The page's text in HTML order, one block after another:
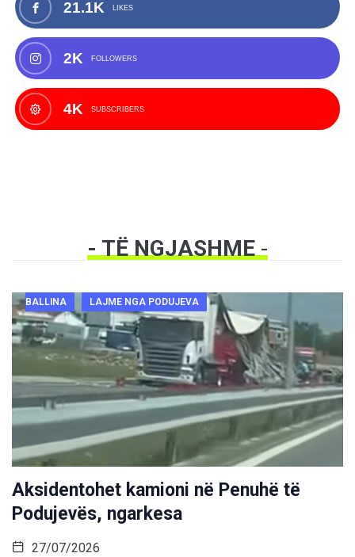
21.1K LIKES
2K FOLLOWERS
4K SUBSCRIBERS
- TË NGJASHME-
BALLINA LAJME NGA PODUJEVA
Aksidentohet kamioni në Penuhë të
Podujevës, ngarkesa
27/07/2026